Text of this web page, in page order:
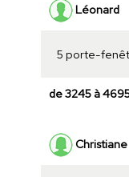
Léonard
5 porte-
de 3245 à
Christiane